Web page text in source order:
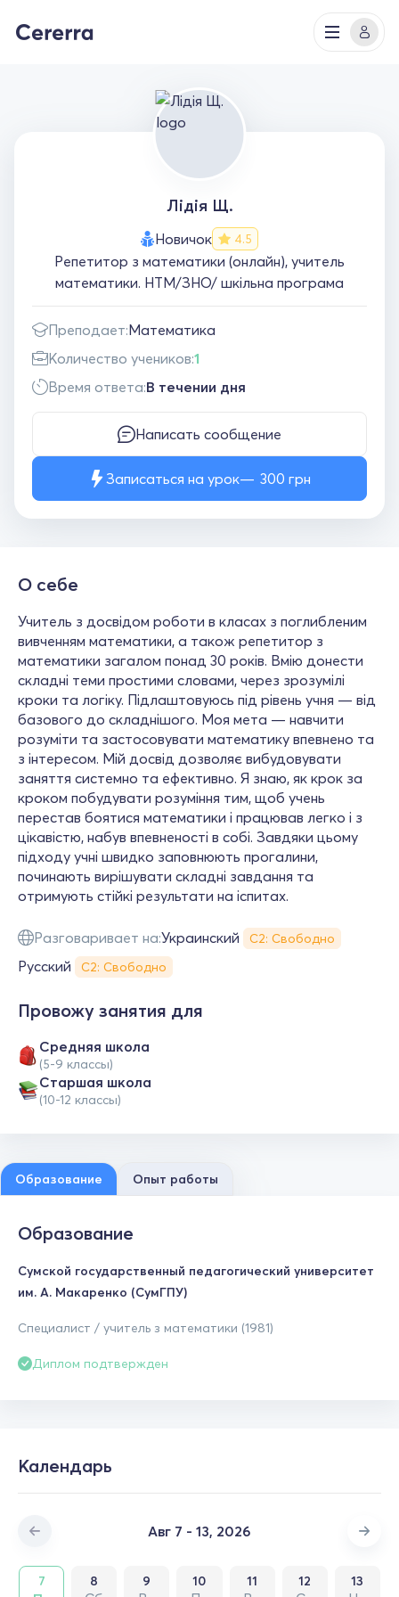
Лідія Щ.
Новичок 4.5
Репетитор з математики (онлайн), учитель
математики. НТМ/ЗНО/ шкільна програма
Преподает:Математика
Количество учеников:1
Время ответа:В течении дня
Написать сообщение
Записаться на урок 300 грн
О себе
Учитель з досвідом роботи в класах з поглибленим
вивченням математики, а також репетитор з
математики загалом понад 30 років. Вмію донести
складні теми простими словами, через зрозумілі
кроки та логіку. Підлаштовуюсь під рівень учня — від
базового до складнішого. Моя мета — навчити
розуміти та застосовувати математику впевнено та
з інтересом. Мій досвід дозволяє вибудовувати
заняття системно та ефективно. Я знаю, як крок за
кроком побудувати розуміння тим, щоб учень
перестав боятися математики і працював легко і з
цікавістю, набув впевненості в собі. Завдяки цьому
підходу учні швидко заповнюють прогалини,
починають вирішувати складні завдання та
отримують стійкі результати на іспитах.
Разговаривает на:Украинский С2: Свободно
Русский С2: Свободно
Провожу занятия для
Средняя школа
(5-9 классы)
Cтаршая школа
(10-12 классы)
Образование Опыт работы
Образование
Сумской государственный педагогический университет
им. А. Макаренко (СумГПУ)
Специалист / учитель з математики (1981)
Диплом подтвержден
Календарь
Авг 7 - 13, 2026
7 8 9 10 11 12 13